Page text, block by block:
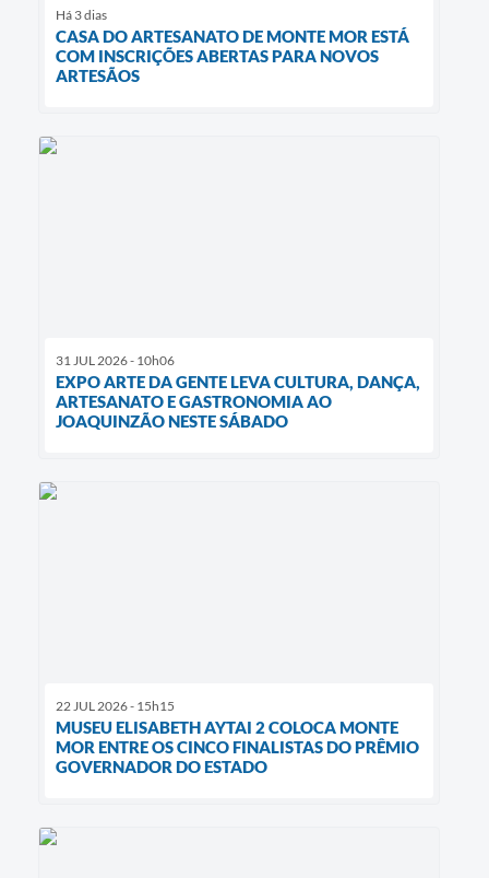
Há 3 dias
CASA DO ARTESANATO DE MONTE MOR ESTÁ
COM INSCRIÇÕES ABERTAS PARA NOVOS
ARTESÃOS
31 JUL 2026 - 10h06
EXPO ARTE DA GENTE LEVA CULTURA, DANÇA,
ARTESANATO E GASTRONOMIA AO
JOAQUINZÃO NESTE SÁBADO
22 JUL 2026 - 15h15
MUSEU ELISABETH AYTAI 2 COLOCA MONTE
MOR ENTRE OS CINCO FINALISTAS DO PRÊMIO
GOVERNADOR DO ESTADO